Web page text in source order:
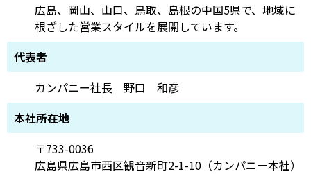
広島、岡山、山口、鳥取、島根の中国5県で、地域に
根ざした営業スタイルを展開しています。
代表者
カンパニー社長 野口 和彦
本社所在地
〒733-0036
広島県広島市西区観音新町2-1-10（カンパニー本社）